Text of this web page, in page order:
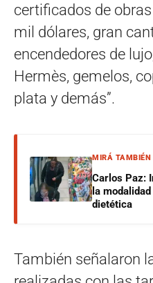
certificados de
mil dólares, gran
encendedores de
Hermès, gemelos,
plata y demás”.
MIRÁ TAMBIÉN
Carlos Paz:
la
dietética
También señalaron